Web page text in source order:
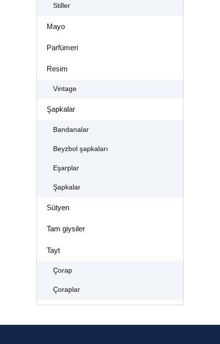
Stiller
Mayo
Parfümeri
Resim
Vintage
Şapkalar
Bandanalar
Beyzbol şapkaları
Eşarplar
Şapkalar
Sütyen
Tam giysiler
Tayt
Çorap
Çoraplar